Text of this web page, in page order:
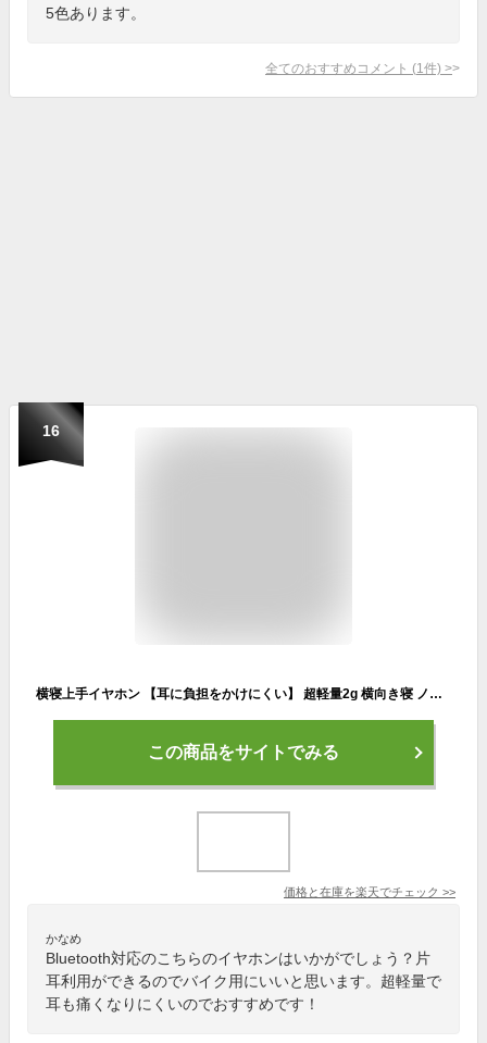
5色あります。
全てのおすすめコメント (1 件) >
16
横寝上手イヤホン 【耳に負担をかけにくい】 超軽量2g 横向き寝 ノイズキャンセリング 睡眠 寝ホン 痛くない ワイヤレス 睡眠用イヤホン Bluetooth 寝ながら 完全ワイヤレスイヤホン ミニサイズ 超小型 高遮音性 鮮やかなカラバリ × 耳が痛くならない 通話対応/片耳利用
この商品をサイトでみる
価格と在庫を楽天でチェック >>
かなめ
Bluetooth対応のこちらのイヤホンはいかがでしょう？片
耳利用ができるのでバイク用にいいと思います。超軽量で
耳も痛くなりにくいのでおすすめです！